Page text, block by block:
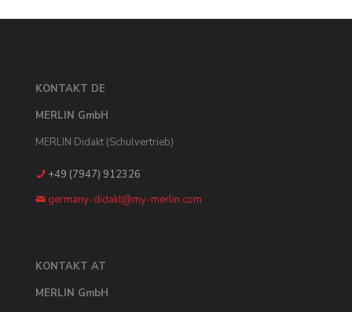
KONTAKT DE
MERLIN GmbH
MERLIN Didakt (Schulvertrieb)
+49 (7947) 912326
germany-didakt@my-merlin.com
KONTAKT AT
MERLIN GmbH